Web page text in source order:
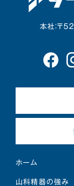
本社：〒
ホーム
山科精器の強み